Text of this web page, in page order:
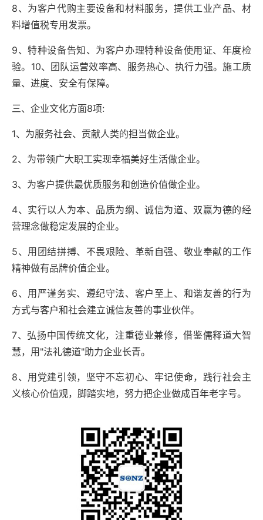
8、为客户代购主要设备和材料服务，提供工业产品、材
料增值税专用发票。
9、特种设备告知、为客户办理特种设备使用证、年度检
验。 10、团队运营效率高、服务热心、执行力强。施工质
量、进度、安全有保障。
三、企业文化方面8项:
1、为服务社会、贡献人类的担当做企业。
2、为带领广大职工实现幸福美好生活做企业。
3、为客户提供最优质服务和创造价值做企业。
4、实行以人为本、品质为纲、诚信为道、双赢为德的经
营理念做稳定发展的企业。
5、用团结拼搏、不畏艰险、革新自强、敬业奉献的工作
精神做有品牌价值企业。
6、用严谨务实、遵纪守法、客户至上、和谐友善的行为
方式与客户和社会建立诚信友善的事业伙伴。
7、弘扬中国传统文化，注重德业兼修，借鉴儒释道大智
慧，用 "法礼德道"助力企业长青。
8、用党建引领，坚守不忘初心、牢记使命，践行社会主
义核心价值观，脚踏实地，努力把企业做成百年老字号。